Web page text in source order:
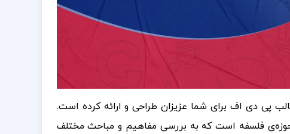
پی دی اف برای شما عزیزان طراحی و ارائه کرده است.
فلسفه است که به بررسی مفاهیم و مباحث مختلف